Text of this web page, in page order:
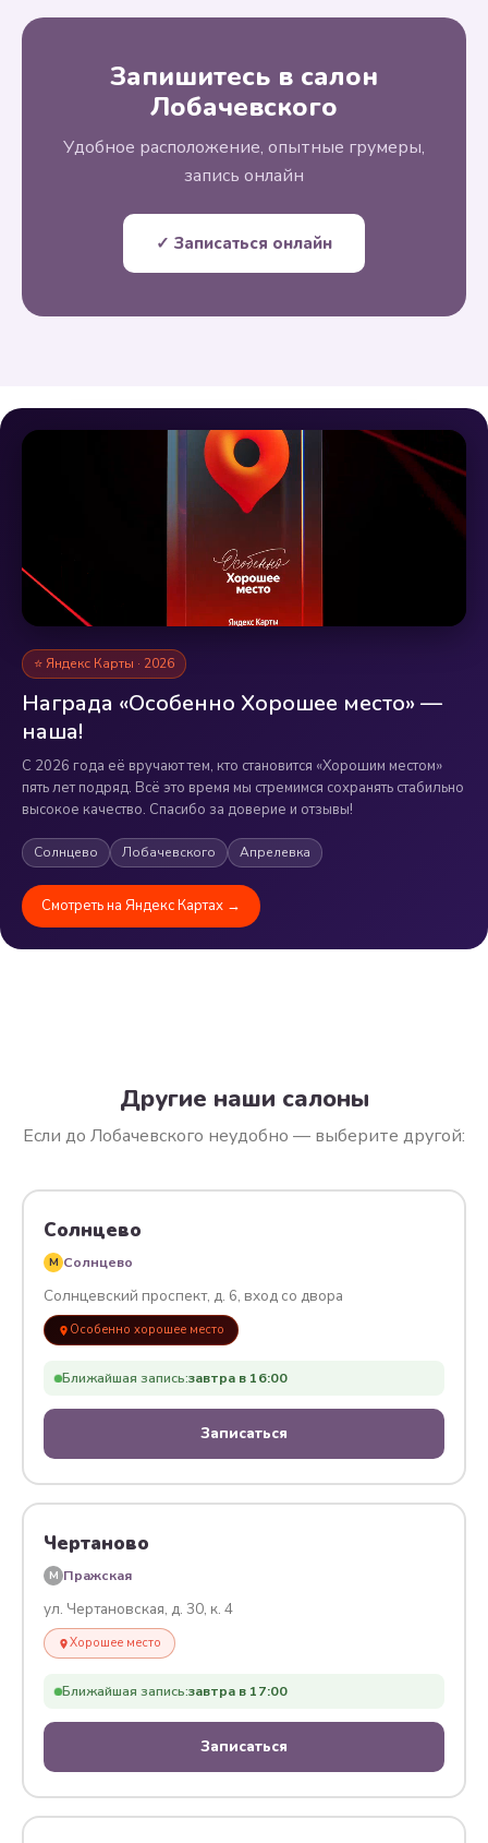
Запишитесь в салон
Лобачевского
Удобное расположение, опытные грумеры,
запись онлайн
✓ Записаться онлайн
⭐ Яндекс Карты · 2026
Награда «Особенно Хорошее место» —
наша!
С 2026 года её вручают тем, кто становится «Хорошим местом»
пять лет подряд. Всё это время мы стремимся сохранять стабильно
высокое качество. Спасибо за доверие и отзывы!
Солнцево Лобачевского Апрелевка
Смотреть на Яндекс Картах →
Другие наши салоны
Если до Лобачевского неудобно — выберите другой:
Солнцево
M Солнцево
Солнцевский проспект, д. 6, вход со двора
Особенно хорошее место
Ближайшая запись:завтра в 16:00
Записаться
Чертаново
M Пражская
ул. Чертановская, д. 30, к. 4
Хорошее место
Ближайшая запись:завтра в 17:00
Записаться